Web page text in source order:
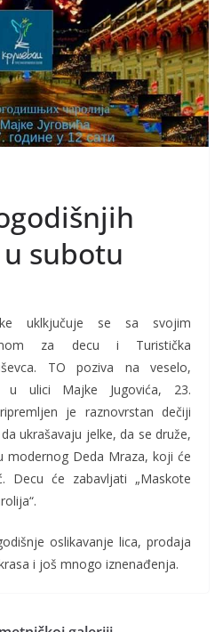
subotu
uklkjučuje se sa svojim
za decu i Turistička
TO poziva na veselo,
u ulici Majke Jugovića, 23.
je raznovrstan dečiji
ukrašavaju jelke, da se druže,
modernog Deda Mraza, koji će
Decu će zabavljati „Maskote
oslikavanje lica, prodaja
i još mnogo iznenađenja.